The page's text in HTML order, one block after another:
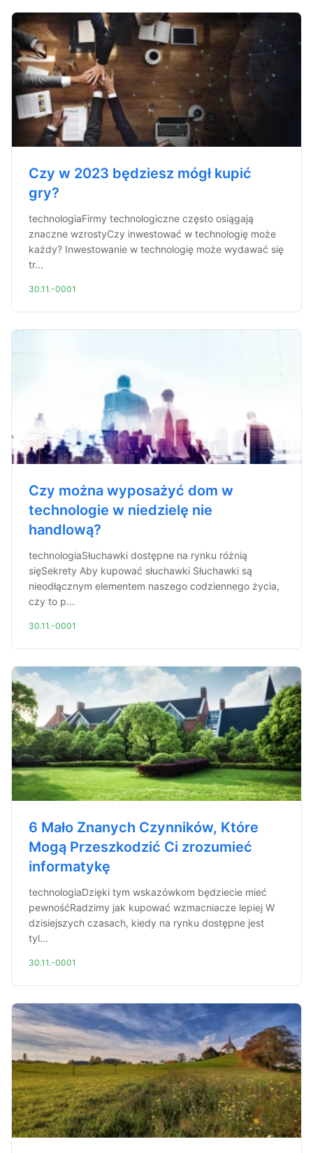
Czy w 2023 będziesz mógł kupić
gry?
technologiaFirmy technologiczne często osiągają
znaczne wzrostyCzy inwestować w technologię może
każdy? Inwestowanie w technologię może wydawać się
tr...
30.11.-0001
Czy można wyposażyć dom w
technologie w niedzielę nie
handlową?
technologiaSłuchawki dostępne na rynku różnią
sięSekrety Aby kupować słuchawki Słuchawki są
nieodłącznym elementem naszego codziennego życia,
czy to p...
30.11.-0001
6 Mało Znanych Czynników, Które
Mogą Przeszkodzić Ci zrozumieć
informatykę
technologiaDzięki tym wskazówkom będziecie mieć
pewnośćRadzimy jak kupować wzmacniacze lepiej W
dzisiejszych czasach, kiedy na rynku dostępne jest
tyl...
30.11.-0001